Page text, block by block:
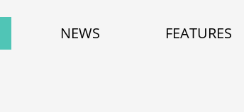
NEWS FEATURES